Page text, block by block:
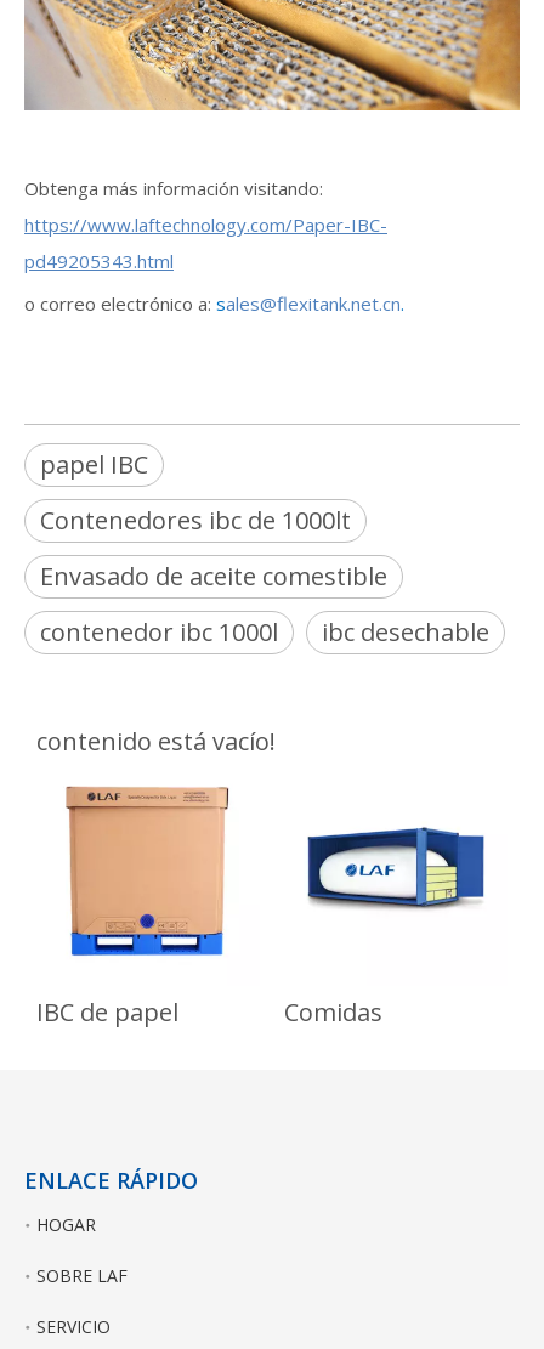
Obtenga más información visitando:
https://www.laftechnology.com/Paper-IBC-
pd49205343.html
o correo electrónico a: sales@flexitank.net.cn.
papel IBC
Contenedores ibc de 1000lt
Envasado de aceite comestible
contenedor ibc 1000l
ibc desechable
contenido está vacío!
IBC de papel Comidas
ENLACE RÁPIDO
HOGAR
SOBRE LAF
SERVICIO